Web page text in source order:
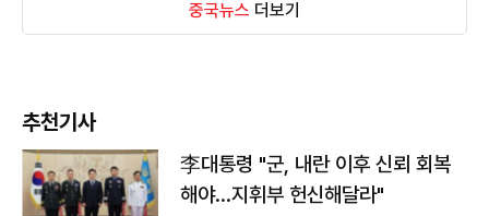
중국뉴스 더보기
추천기사
李대통령 "군, 내란 이후 신뢰 회복
해야…지휘부 헌신해달라"